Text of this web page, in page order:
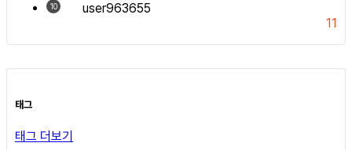
10
user963655
11
태그
태그 더보기